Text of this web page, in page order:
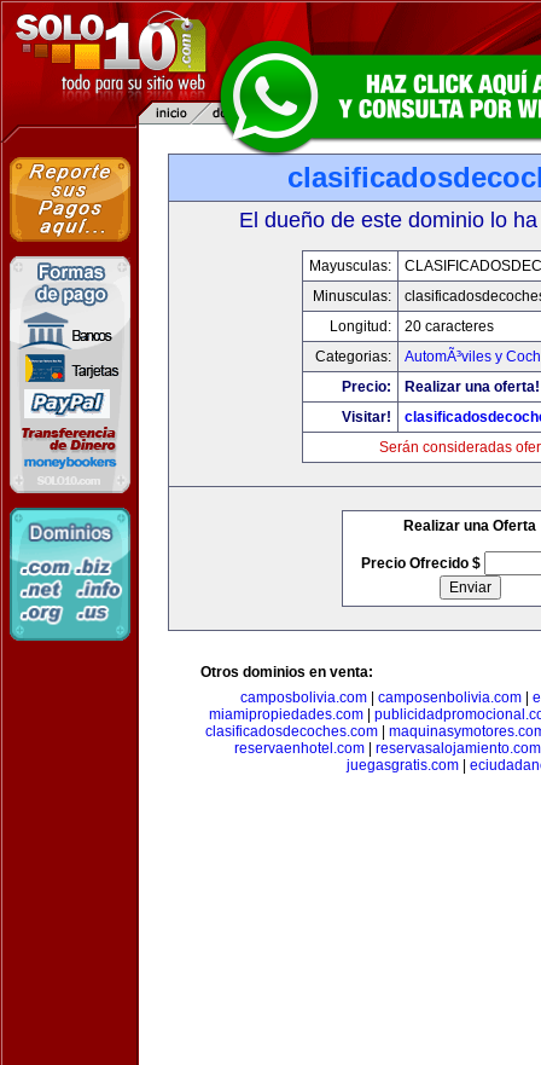
El dueño de este dominio lo
Mayusculas:
Minusculas:
Longitud:
20 caracteres
Categorias:
AutomÃ³viles y
Precio:
Realizar una oferta!
Visitar!
Serán consideradas
Realizar una Oferta
Precio Ofrecido $
Otros dominios en venta:
camposbolivia.com| camposenbolivia.com|
miamipropiedades.com
clasificadosdecoches.com
reservaenhotel.com| reservasalojamiento.com
juegasgratis.com|